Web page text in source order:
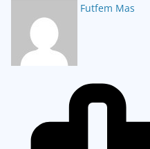
Futfem Mas